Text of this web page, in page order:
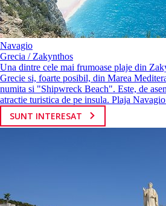
Navagio
Grecia / Zakynthos
Una dintre cele mai frumoase plaje din
Grecie si, foarte posibil, din Marea
numita si "Shipwreck Beach". Este, de
atractie turistica de pe insula. Plaja Navagio
SUNT INTERESAT